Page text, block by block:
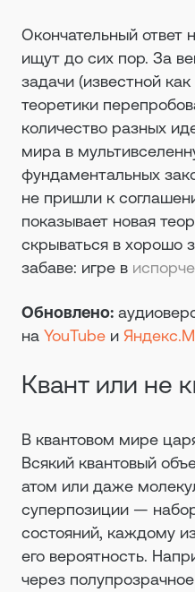
Окончательный ответ
ищут до сих пор. За
задачи (известной как
теоретики
количество разных
мира в
фундаментальных
не пришли к
показывает новая
скрываться в хорошо
забаве: игре в
Обновлено:
на YouTube и
Квант или не
В квантовом мире
Всякий квантовый
атом или даже
суперпозиции —
состояний, каждому
его вероятность.
через